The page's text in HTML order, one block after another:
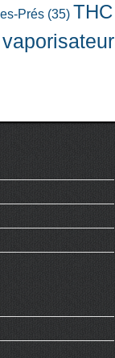
Prés (35) THC
vaporisateur